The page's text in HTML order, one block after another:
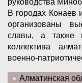
В городах Конаев
организованы
славы, а также
коллектива
военно-
Алматинская